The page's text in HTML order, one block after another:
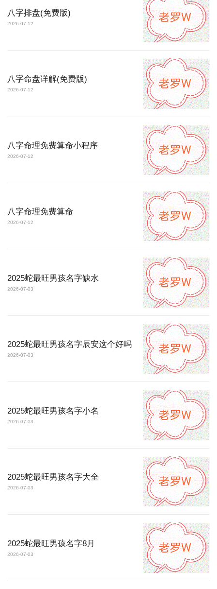
八字排盘(免费版)
2026-07-12
八字命盘详解(免费版)
2026-07-12
八字命理免费算命小程序
2026-07-12
八字命理免费算命
2026-07-12
2025蛇最旺男孩名字缺水
2026-07-03
2025蛇最旺男孩名字辰安这个好吗
2026-07-03
2025蛇最旺男孩名字小名
2026-07-03
2025蛇最旺男孩名字大全
2026-07-03
2025蛇最旺男孩名字8月
2026-07-03